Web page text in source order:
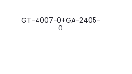
GT-4007-0+GA-2405-
0